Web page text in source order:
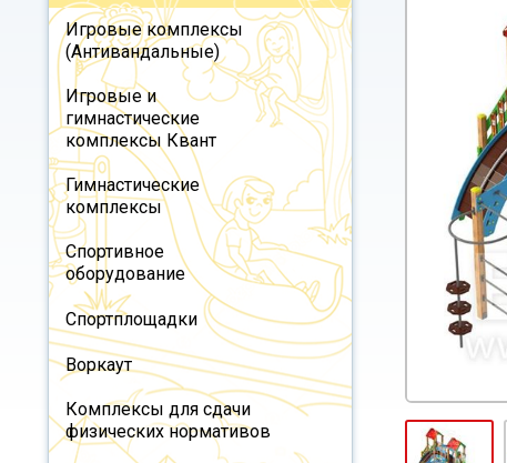
Игровые комплексы
(Антивандальные)
Игровые и
гимнастические
комплексы Квант
Гимнастические
комплексы
Спортивное
оборудование
Спортплощадки
Воркаут
Комплексы для сдачи
физических нормативов